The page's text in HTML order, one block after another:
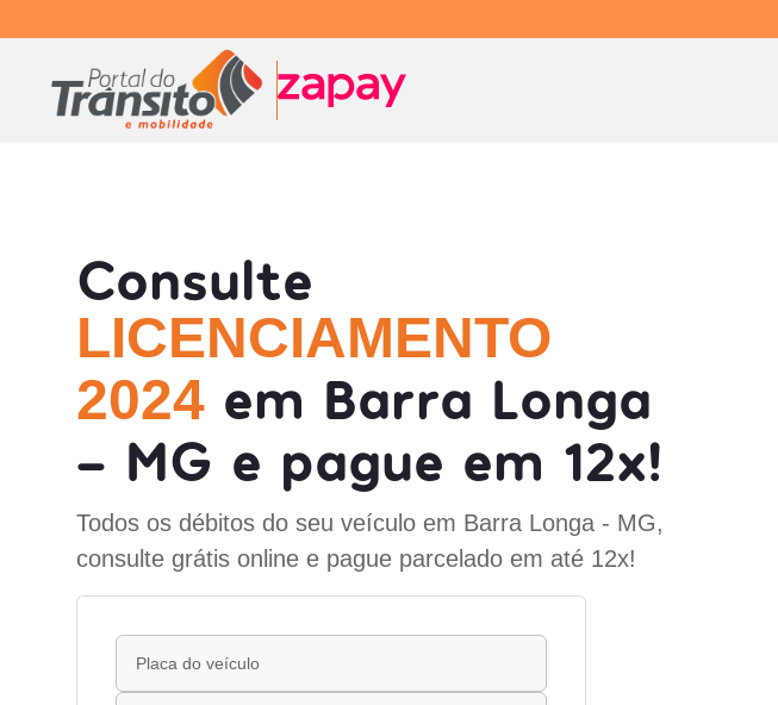
Consulte
LICENCIAMENTO
2024 em Barra Longa
- MG e pague em 12x!
Todos os débitos do seu veículo em Barra Longa - MG,
consulte grátis online e pague parcelado em até 12x!